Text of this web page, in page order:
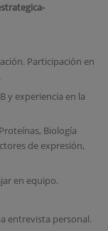
Participación en
y experiencia en la
Biología
de expresión,
en equipo.
entrevista personal.